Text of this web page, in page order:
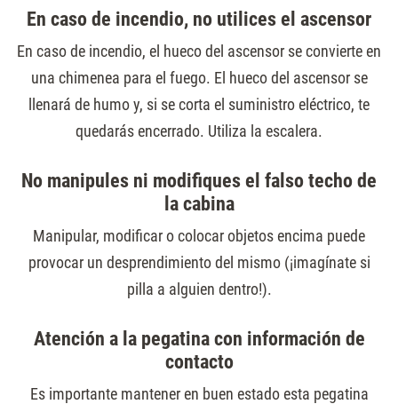
En caso de incendio, no utilices el ascensor
En caso de incendio, el hueco del ascensor se convierte en
una chimenea para el fuego. El hueco del ascensor se
llenará de humo y, si se corta el suministro eléctrico, te
quedarás encerrado. Utiliza la escalera.
No manipules ni modifiques el falso techo de
la cabina
Manipular, modificar o colocar objetos encima puede
provocar un desprendimiento del mismo (¡imagínate si
pilla a alguien dentro!).
Atención a la pegatina con información de
contacto
Es importante mantener en buen estado esta pegatina